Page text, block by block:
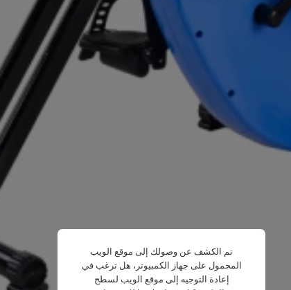
تم الكشف عن وصولك إلى موقع الويب
المحمول على جهاز الكمبيوتر، هل ترغب في
إعادة التوجيه إلى موقع الويب لسطح